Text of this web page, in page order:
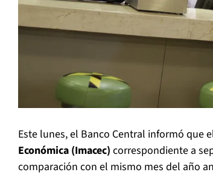
Este lunes, el Banco Central informó que
Económica (Imacec) correspondiente a
comparación con el mismo mes del año